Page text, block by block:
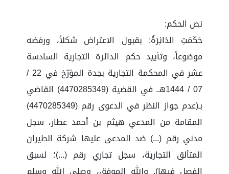
نص الحكم:
حَكَمَتِ الدَائِرَةُ: بقبول الاعتراض شكلاً، ورفضه
موضوعاً، وتأييد حكم الدائرة التجارية السادسة
عشر في المحكمة التجارية بجدة المؤرّخ في 22 /
07 / 1444هــ في القضية (4470285349) القاضي
بـ(عدم جواز النظر في الدعوى رقم (4470285349)
المقامة من المدعي هيثم بن أحمد عطار، سجل
مدني رقم (...) ضد المدعى عليها شركة الطيران
المتألق التجارية، سجل تجاري رقم (...)؛ لسبق